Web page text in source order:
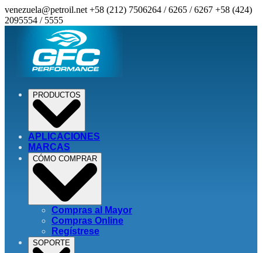
venezuela@petroil.net +58 (212) 7506264 / 6265 / 6267 +58 (424)
2095554 / 5555
PRODUCTOS
APLICACIONES
MARCAS
CÓMO COMPRAR
Compras al Mayor
Compras Online
Regístrese
SOPORTE